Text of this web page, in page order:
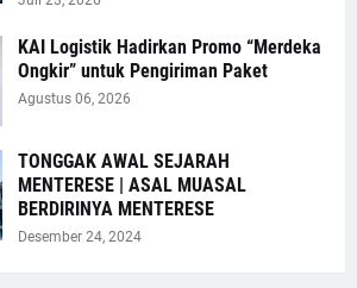
KAI Logistik Hadirkan Promo “Merdeka
Ongkir” untuk Pengiriman Paket
Agustus 06, 2026
TONGGAK AWAL SEJARAH
MENTERESE | ASAL MUASAL
BERDIRINYA MENTERESE
Desember 24, 2024